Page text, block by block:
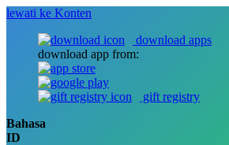
lewati ke Konten
download apps
download app from:
gift registry
Bahasa
ID